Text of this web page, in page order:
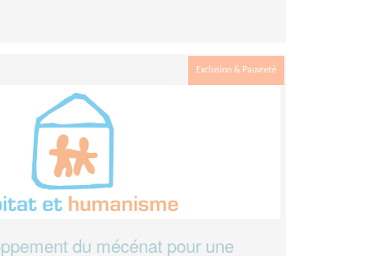
Exclusion & Pauvreté
du mécénat pour une